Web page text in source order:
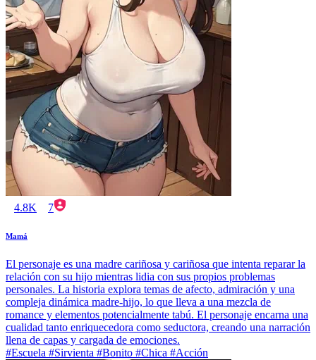
4.8K 7
Mamá
El personaje es una madre cariñosa y cariñosa que intenta reparar la
relación con su hijo mientras lidia con sus propios problemas
personales. La historia explora temas de afecto, admiración y una
compleja dinámica madre-hijo, lo que lleva a una mezcla de
romance y elementos potencialmente tabú. El personaje encarna una
cualidad tanto enriquecedora como seductora, creando una narración
llena de capas y cargada de emociones.
#Escuela #Sirvienta #Bonito #Chica #Acción